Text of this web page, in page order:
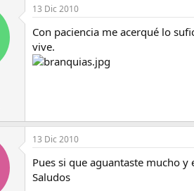
13 Dic 2010
Con paciencia me acerqué lo
vive.
13 Dic 2010
Pues si que aguantaste mucho y
Saludos